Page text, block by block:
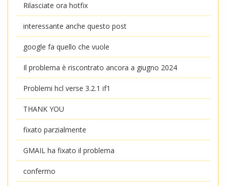
Rilasciate ora hotfix
interessante anche questo post
google fa quello che vuole
Il problema è riscontrato ancora a giugno 2024
Problemi hcl verse 3.2.1 if1
THANK YOU
fixato parzialmente
GMAIL ha fixato il problema
confermo